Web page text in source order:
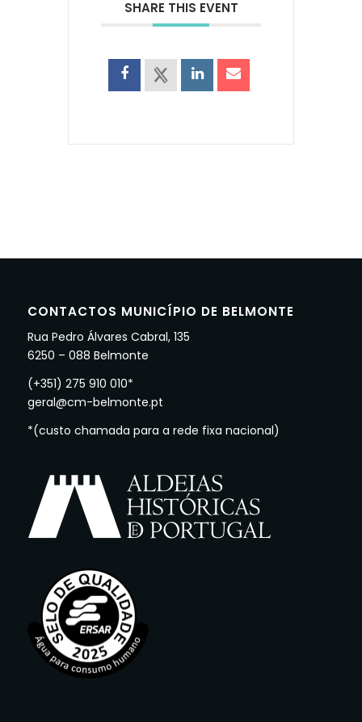
SHARE THIS EVENT
CONTACTOS MUNICÍPIO DE BELMONTE
Rua Pedro Álvares Cabral, 135
6250 – 088 Belmonte
(+351) 275 910 010*
geral@cm-belmonte.pt
*(custo chamada para a rede fixa nacional)